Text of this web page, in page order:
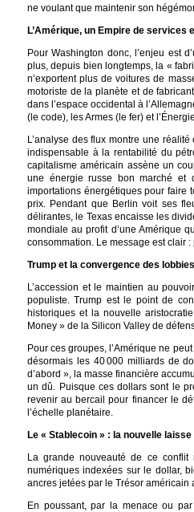
ne voulant que maintenir son
L’Amérique, un Empire de
Pour Washington donc, l’enjeu est
plus, depuis bien longtemps, la «
n’exportent plus de voitures de
motoriste de la planète et de
dans l’espace occidental à
(le code), les Armes (le fer) et
L’analyse des flux montre une
indispensable à la rentabilité du
capitalisme américain assène un
une énergie russe bon marché et
importations énergétiques pour faire
prix. Pendant que Berlin voit ses
délirantes, le Texas encaisse les
mondiale au profit d’une Amérique
consommation. Le message est clair
Trump et la convergence des
L’accession et le maintien au
populiste. Trump est le point de
historiques et la nouvelle
Money » de la Silicon Valley de
Pour ces groupes, l’Amérique ne
désormais les 40 000 milliards de
d’abord », la masse financière
un dû. Puisque ces dollars sont le
revenir au bercail pour financer le
l’échelle planétaire.
Le « Stablecoin » : la nouvelle
La grande nouveauté de ce conflit
numériques indexées sur le dollar,
ancres jetées par le Trésor
En poussant, par la menace ou